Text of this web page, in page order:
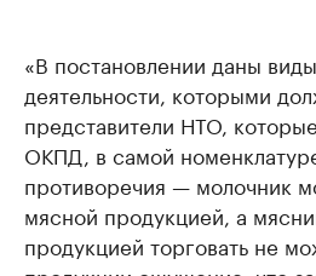
«В постановлении даны
деятельности, которыми
представители НТО,
ОКПД, в самой
противоречия — молочник
мясной продукцией, а
продукцией торговать не